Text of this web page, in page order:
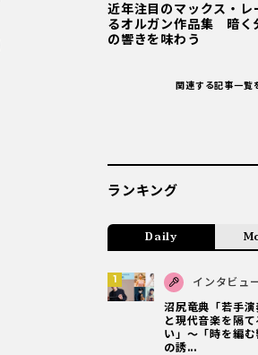
近年注目のマックス・レ
るオルガン作品集 暗く
の響きを味わう
関連する記事一覧
ランキング
Daily
インタビュ
沼尻竜典「若手
と現代音楽を隔
い」～「時を編
の誘...